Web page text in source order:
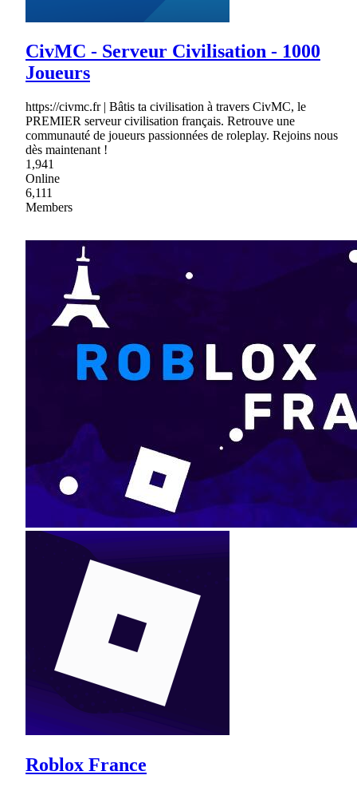
CivMC - Serveur Civilisation - 1000
Joueurs
https://civmc.fr | Bâtis ta civilisation à travers CivMC, le
PREMIER serveur civilisation français. Retrouve une
communauté de joueurs passionnées de roleplay. Rejoins nous
dès maintenant !
1,941
Online
6,111
Members
Roblox France